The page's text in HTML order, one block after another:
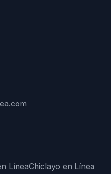
LíneaChiclayo en Línea